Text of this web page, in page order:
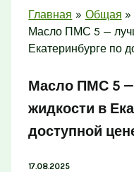
Главная
Общая
Масло ПМС 5 —
Екатеринбурге по
Масло ПМС 5
жидкости в
доступной
17.08.2025